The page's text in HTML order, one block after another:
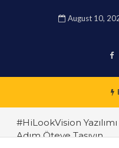
August 10,
#HiLookVision
Adım Öteye Taşıyın